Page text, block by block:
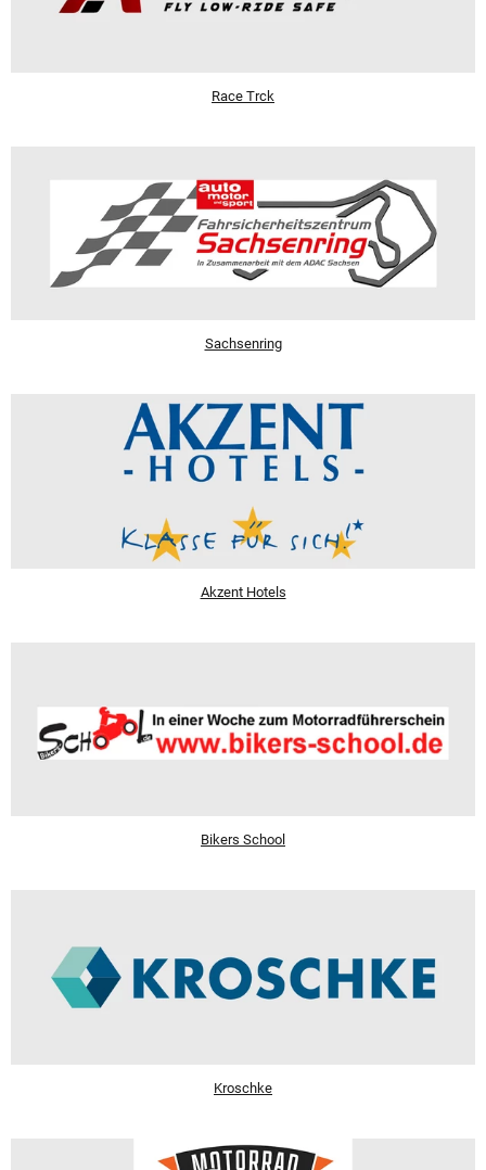
Race Trck
Sachsenring
Akzent Hotels
Bikers School
Kroschke